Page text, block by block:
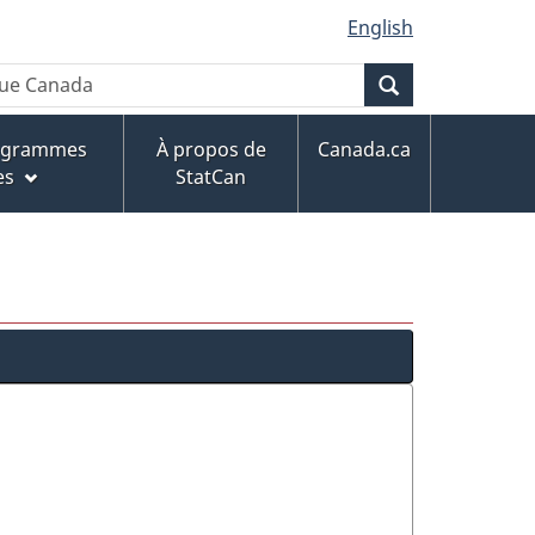
English
À propos de
StatCan
Canada.ca